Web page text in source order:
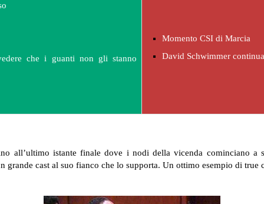
che i guanti non gli stanno
Momento CSI di Marcia
David Schwimmer
all’ultimo istante finale dove i nodi della vicenda cominciano
grande cast al suo fianco che lo supporta. Un ottimo esempio di